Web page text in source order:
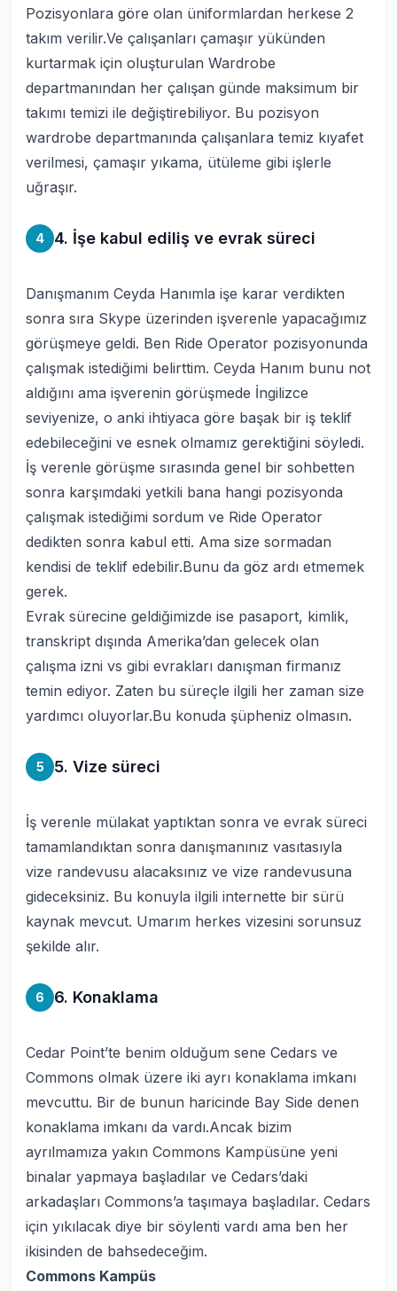
Pozisyonlara göre olan üniformlardan herkese 2
takım verilir.Ve çalışanları çamaşır yükünden
kurtarmak için oluşturulan Wardrobe
departmanından her çalışan günde maksimum bir
takımı temizi ile değiştirebiliyor. Bu pozisyon
wardrobe departmanında çalışanlara temiz kıyafet
verilmesi, çamaşır yıkama, ütüleme gibi işlerle
uğraşır.
4 4. İşe kabul ediliş ve evrak süreci
Danışmanım Ceyda Hanımla işe karar verdikten
sonra sıra Skype üzerinden işverenle yapacağımız
görüşmeye geldi. Ben Ride Operator pozisyonunda
çalışmak istediğimi belirttim. Ceyda Hanım bunu not
aldığını ama işverenin görüşmede İngilizce
seviyenize, o anki ihtiyaca göre başak bir iş teklif
edebileceğini ve esnek olmamız gerektiğini söyledi.
İş verenle görüşme sırasında genel bir sohbetten
sonra karşımdaki yetkili bana hangi pozisyonda
çalışmak istediğimi sordum ve Ride Operator
dedikten sonra kabul etti. Ama size sormadan
kendisi de teklif edebilir.Bunu da göz ardı etmemek
gerek.
Evrak sürecine geldiğimizde ise pasaport, kimlik,
transkript dışında Amerika’dan gelecek olan
çalışma izni vs gibi evrakları danışman firmanız
temin ediyor. Zaten bu süreçle ilgili her zaman size
yardımcı oluyorlar.Bu konuda şüpheniz olmasın.
5 5. Vize süreci
İş verenle mülakat yaptıktan sonra ve evrak süreci
tamamlandıktan sonra danışmanınız vasıtasıyla
vize randevusu alacaksınız ve vize randevusuna
gideceksiniz. Bu konuyla ilgili internette bir sürü
kaynak mevcut. Umarım herkes vizesini sorunsuz
şekilde alır.
6 6. Konaklama
Cedar Point’te benim olduğum sene Cedars ve
Commons olmak üzere iki ayrı konaklama imkanı
mevcuttu. Bir de bunun haricinde Bay Side denen
konaklama imkanı da vardı.Ancak bizim
ayrılmamıza yakın Commons Kampüsüne yeni
binalar yapmaya başladılar ve Cedars’daki
arkadaşları Commons’a taşımaya başladılar. Cedars
için yıkılacak diye bir söylenti vardı ama ben her
ikisinden de bahsedeceğim.
Commons Kampüs